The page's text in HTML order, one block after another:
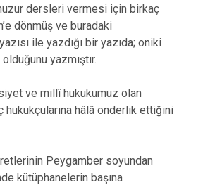
dersleri vermesi için birkaç
dönmüş ve buradaki
ile yazdığı bir yazıda; oniki
yazmıştır.
ve millî hukukumuz olan
hukukçularına hâlâ önderlik ettiğini
Peygamber soyundan
kütüphanelerin başına